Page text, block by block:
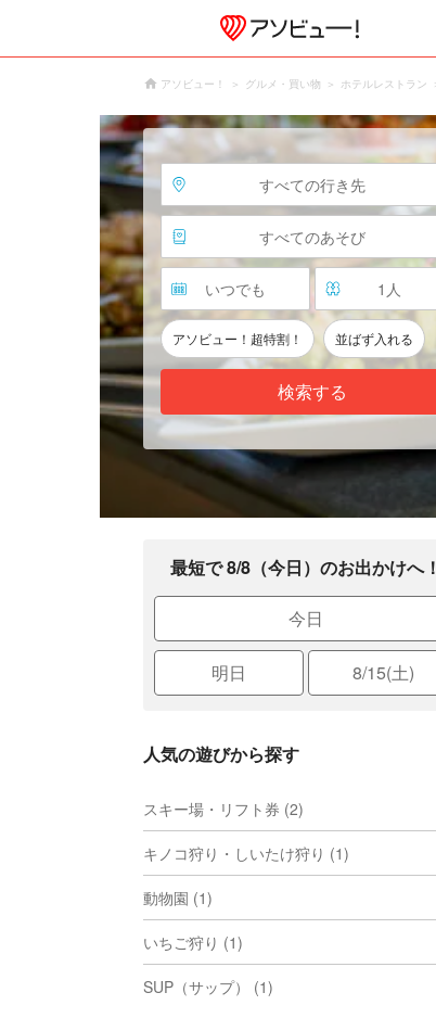
アソビュー！ グルメ・買い物 ホテルレストラン
すべての行き先
すべてのあそび
いつでも 1 人
アソビュー！超特割！ 並ばず入れる
検索する
最短で 8/8（今日）のお出かけへ！
今日
明日 8/15(土)
人気の遊びから探す
スキー場・リフト券 (2)
キノコ狩り・しいたけ狩り (1)
動物園 (1)
いちご狩り (1)
SUP（サップ） (1)